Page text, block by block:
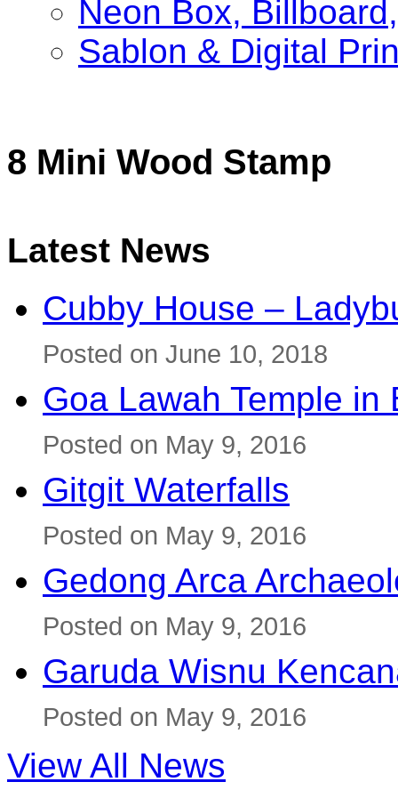
Neon Box,
Sablon & Digital
8 Mini Wood Stamp
Latest News
Cubby House –
Posted on June 10, 2018
Goa Lawah Temple in
Posted on May 9, 2016
Gitgit Waterfalls
Posted on May 9, 2016
Gedong Arca
Posted on May 9, 2016
Garuda Wisnu
Posted on May 9, 2016
View All News